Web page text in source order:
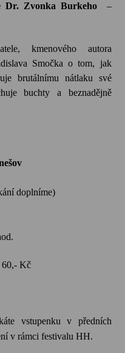
Dr. Zvonka Burkeho
–
kmenového autora
Smočka o tom, jak
brutálnímu nátlaku své
buchty a beznadějně
doplníme)
60,- Kč
vstupenku v předních
v rámci festivalu HH.